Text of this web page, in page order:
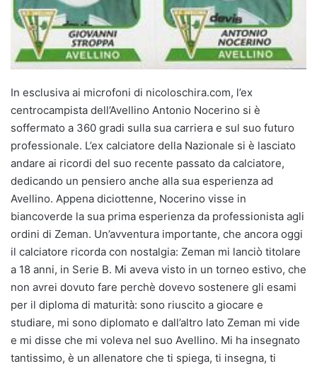
In esclusiva ai microfoni di nicoloschira.com, l’ex
centrocampista dell’Avellino Antonio Nocerino si è
soffermato a 360 gradi sulla sua carriera e sul suo futuro
professionale. L’ex calciatore della Nazionale si è lasciato
andare ai ricordi del suo recente passato da calciatore,
dedicando un pensiero anche alla sua esperienza ad
Avellino. Appena diciottenne, Nocerino visse in
biancoverde la sua prima esperienza da professionista agli
ordini di Zeman. Un’avventura importante, che ancora oggi
il calciatore ricorda con nostalgia: Zeman mi lanciò titolare
a 18 anni, in Serie B. Mi aveva visto in un torneo estivo, che
non avrei dovuto fare perchè dovevo sostenere gli esami
per il diploma di maturità: sono riuscito a giocare e
studiare, mi sono diplomato e dall’altro lato Zeman mi vide
e mi disse che mi voleva nel suo Avellino. Mi ha insegnato
tantissimo, è un allenatore che ti spiega, ti insegna, ti